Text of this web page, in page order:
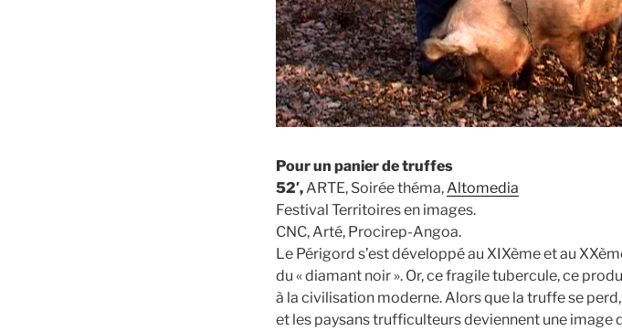
Pour un panier de truffes
52′, ARTE, Soirée théma, Altomedia
Festival Territoires en images.
CNC, Arté, Procirep-Angoa.
Le Périgord s’est développé au XIXème et au
du « diamant noir ». Or, ce fragile tubercule, ce
à la civilisation moderne. Alors que la truffe se
et les paysans trufficulteurs deviennent une image